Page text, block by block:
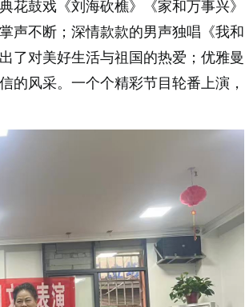
花鼓戏《刘海砍樵》《家和万事兴》
声不断；深情款款的男声独唱《我和
了对美好生活与祖国的热爱；优雅曼
的风采。一个个精彩节目轮番上演，